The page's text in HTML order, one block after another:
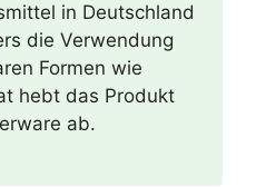
in Deutschland
die Verwendung
Formen wie
hebt das Produkt
ab.